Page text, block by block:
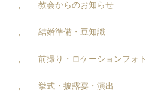
教会からのお知らせ
結婚準備・豆知識
前撮り・ロケーションフォト
挙式・披露宴・演出